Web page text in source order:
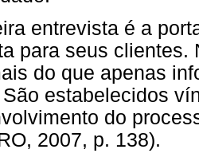
entrevista é a
para seus clientes.
do que apenas
estabelecidos
do
2007, p. 138).